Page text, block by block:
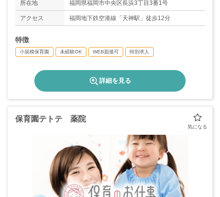
所在地 福岡県福岡市中央区長浜3丁目3番1号
アクセス 福岡地下鉄空港線「天神駅」徒歩12分
特徴
小規模保育園 未経験OK WEB面接可 特別求人
詳細を見る
保育園テトテ 薬院